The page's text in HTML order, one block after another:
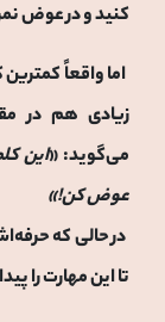
کنید و در عوض
اما واقعاً
زیادی هم در
می‌گوید: «این
عوض کن!»
در حالی که
تا این مهارت را